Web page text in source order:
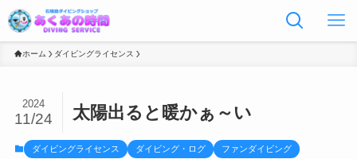
ホーム ダイビングライセンス
太陽出ると暖かぁ～い
2024
11/24
ダイビングライセンス ダイビング・ログ ファンダイビング